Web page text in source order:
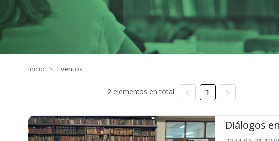
Inicio > Eventos
2 elementos en total: 1
Diálogos